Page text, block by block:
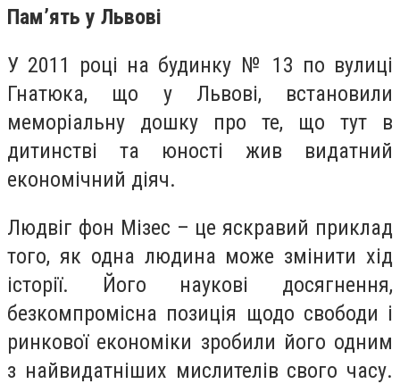
Пам’ять у Львові
У 2011 році на будинку № 13 по вулиці
Гнатюка, що у Львові, встановили
меморіальну дошку про те, що тут в
дитинстві та юності жив видатний
економічний діяч.
Людвіг фон Мізес – це яскравий приклад
того, як одна людина може змінити хід
історії. Його наукові досягнення,
безкомпромісна позиція щодо свободи і
ринкової економіки зробили його одним
з найвидатніших мислителів свого часу.